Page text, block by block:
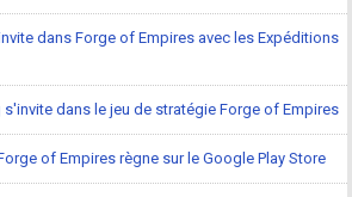
dans Forge of Empires avec les Expéditions
s'invite dans le jeu de stratégie Forge of Empires
of Empires règne sur le Google Play Store